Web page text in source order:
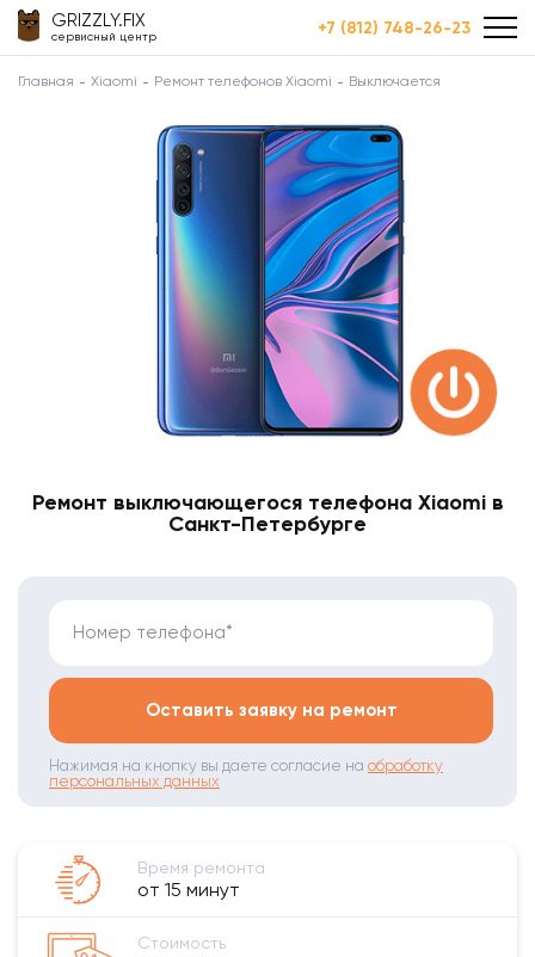
GRIZZLY.FIX
сервисный центр +7 (812) 748-26-23
Главная Xiaomi Ремонт телефонов Xiaomi Выключается
Ремонт выключающегося телефона Xiaomi в
Санкт-Петербурге
Номер телефона*
Оставить заявку на ремонт
Нажимая на кнопку вы даете согласие на обработку
персональных данных
Время ремонта
от 15 минут
Стоимость